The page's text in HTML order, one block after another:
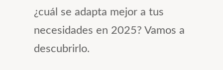
¿cuál se adapta mejor a tus
necesidades en 2025? Vamos a
descubrirlo.